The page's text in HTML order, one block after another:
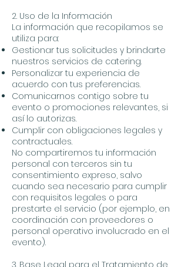
2. Uso de la Información
La información que recopilamos se
utiliza para:
Gestionar tus solicitudes y brindarte
nuestros servicios de catering.
Personalizar tu experiencia de
acuerdo con tus preferencias.
Comunicarnos contigo sobre tu
evento o promociones relevantes, si
así lo autorizas.
Cumplir con obligaciones legales y
contractuales.
No compartiremos tu información
personal con terceros sin tu
consentimiento expreso, salvo
cuando sea necesario para cumplir
con requisitos legales o para
prestarte el servicio (por ejemplo, en
coordinación con proveedores o
personal operativo involucrado en el
evento).
3. Base Legal para el Tratamiento de